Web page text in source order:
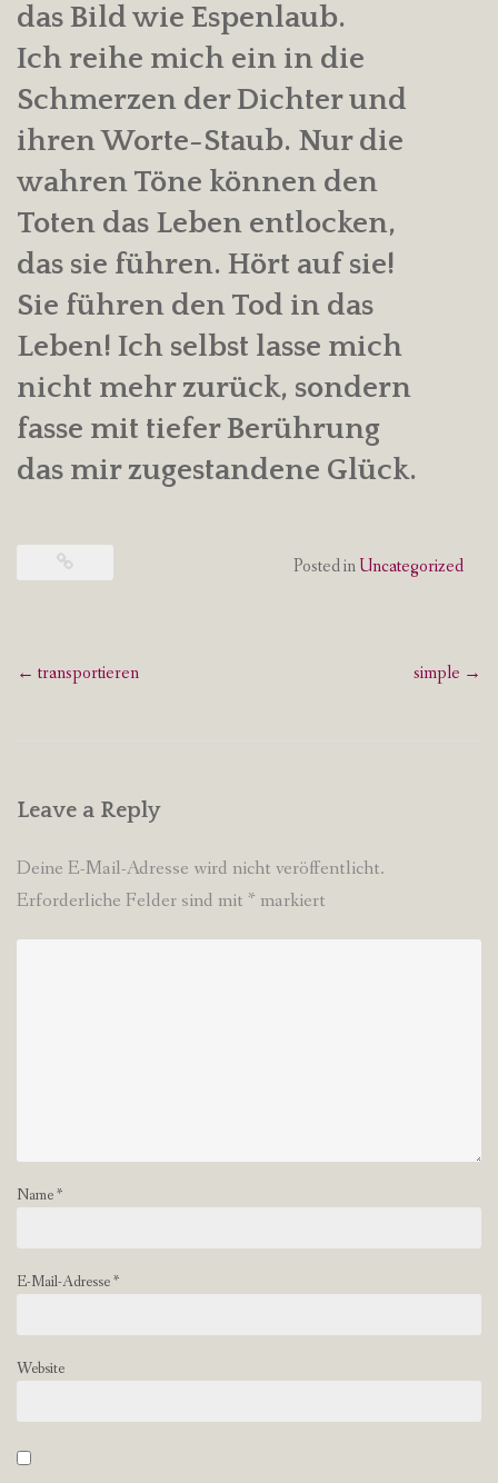
das Bild wie Espenlaub.
Ich reihe mich ein in die
Schmerzen der Dichter und
ihren Worte-Staub. Nur die
wahren Töne können den
Toten das Leben entlocken,
das sie führen. Hört auf sie!
Sie führen den Tod in das
Leben! Ich selbst lasse mich
nicht mehr zurück, sondern
fasse mit tiefer Berührung
das mir zugestandene Glück.
Posted inUncategorized
Post
← transportieren simple →
Leave a Reply
Deine E-Mail-Adresse wird nicht veröffentlicht.
Erforderliche Felder sind mit * markiert
Name*
E-Mail-Adresse*
Website